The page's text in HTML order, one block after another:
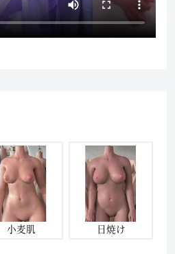
小麦肌 日焼け